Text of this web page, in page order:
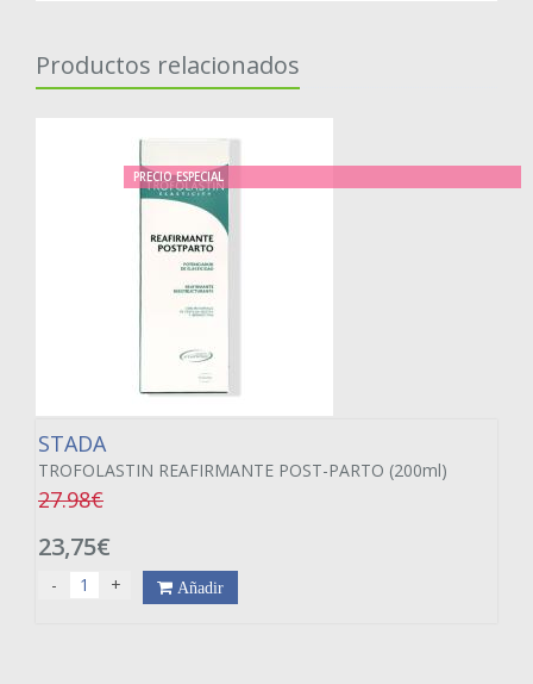
Productos relacionados
PRECIO ESPECIAL
STADA
TROFOLASTIN REAFIRMANTE POST-PARTO (200ml)
27.98€
23,75€
- + Añadir